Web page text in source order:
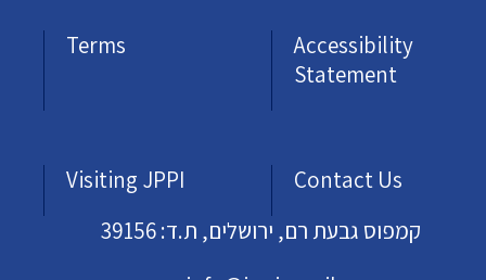
Terms
Accessibility
Statement
Visiting JPPI
Contact Us
קמפוס גבעת רם, ירושלים, ת.ד: 39156